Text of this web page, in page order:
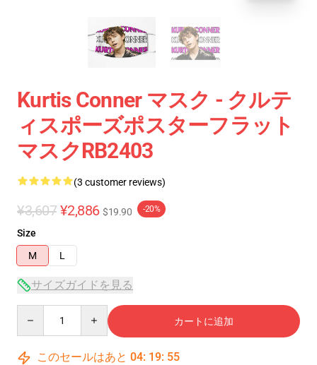
Kurtis Conner マスク - クルテ
ィスポーズポスターフラット
マスクRB2403
(3 customer reviews)
¥3,607 ¥2,886 $19.90 -20%
Size
M
L
サイズガイドを見る
カートに追加
このセールはあと 04: 19: 54